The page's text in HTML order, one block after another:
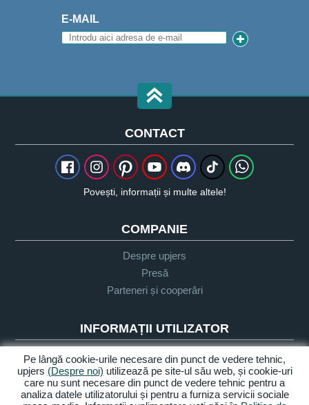
E-MAIL
CONTACT
Povești, informații și multe altele!
COMPANIE
Despre upjers
Presă
Parteneri și cooperări
INFORMAȚII UTILIZATOR
Glosar
Orientare Let's Play
Sprijin
Pe lângă cookie-urile necesare din punct de vedere tehnic,
upjers (Despre noi) utilizează pe site-ul său web, și cookie-uri
care nu sunt necesare din punct de vedere tehnic pentru a
analiza datele utilizatorului și pentru a furniza servicii sociale